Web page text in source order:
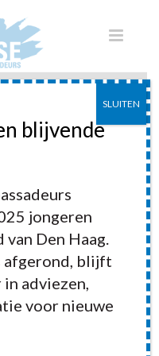
blijvende
jongeren
Den Haag.
afgerond, blijft
adviezen,
voor nieuwe
SLUITEN